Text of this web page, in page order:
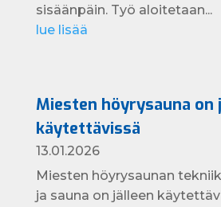
sisäänpäin. Työ aloitetaan...
lue lisää
Miesten höyrysauna on
käytettävissä
13.01.2026
Miesten höyrysaunan
ja sauna on jälleen